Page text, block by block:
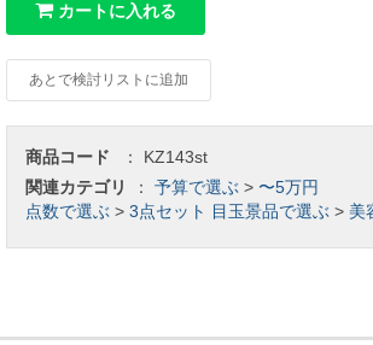
カートに入れる
あとで検討リストに追加
商品コード ： KZ143st
関連カテゴリ
： 予算で選ぶ > 〜5万円
点数で選ぶ > 3点セット 目玉景品で選ぶ > 美